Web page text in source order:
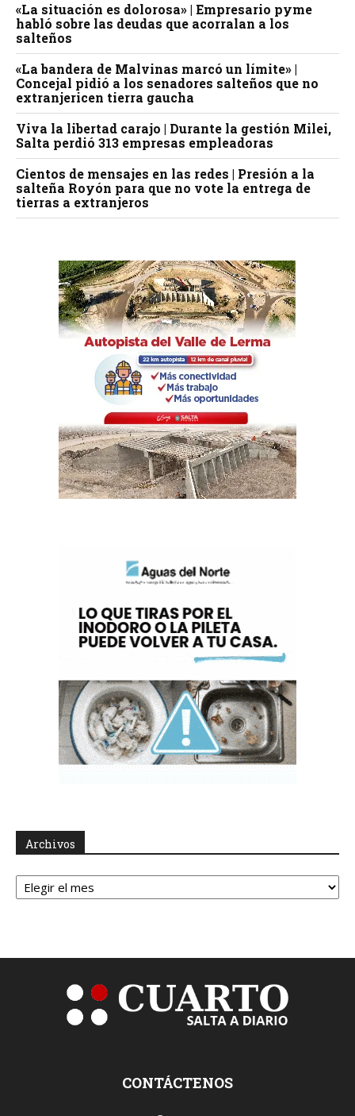
«La situación es dolorosa» | Empresario pyme
habló sobre las deudas que acorralan a los
salteños
«La bandera de Malvinas marcó un límite» |
Concejal pidió a los senadores salteños que no
extranjericen tierra gaucha
Viva la libertad carajo | Durante la gestión Milei,
Salta perdió 313 empresas empleadoras
Cientos de mensajes en las redes | Presión a la
salteña Royón para que no vote la entrega de
tierras a extranjeros
Archivos
Archivos
CONTÁCTENOS